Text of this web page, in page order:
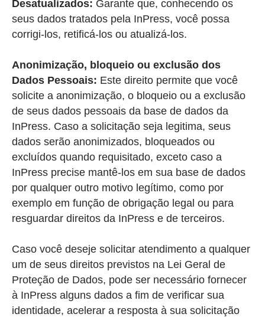
Desatualizados: Garante que, conhecendo os
seus dados tratados pela InPress, você possa
corrigi-los, retificá-los ou atualizá-los.
Anonimização, bloqueio ou exclusão dos
Dados Pessoais: Este direito permite que você
solicite a anonimização, o bloqueio ou a exclusão
de seus dados pessoais da base de dados da
InPress. Caso a solicitação seja legitima, seus
dados serão anonimizados, bloqueados ou
excluídos quando requisitado, exceto caso a
InPress precise mantê-los em sua base de dados
por qualquer outro motivo legítimo, como por
exemplo em função de obrigação legal ou para
resguardar direitos da InPress e de terceiros.
Caso você deseje solicitar atendimento a qualquer
um de seus direitos previstos na Lei Geral de
Proteção de Dados, pode ser necessário fornecer
à InPress alguns dados a fim de verificar sua
identidade, acelerar a resposta à sua solicitação